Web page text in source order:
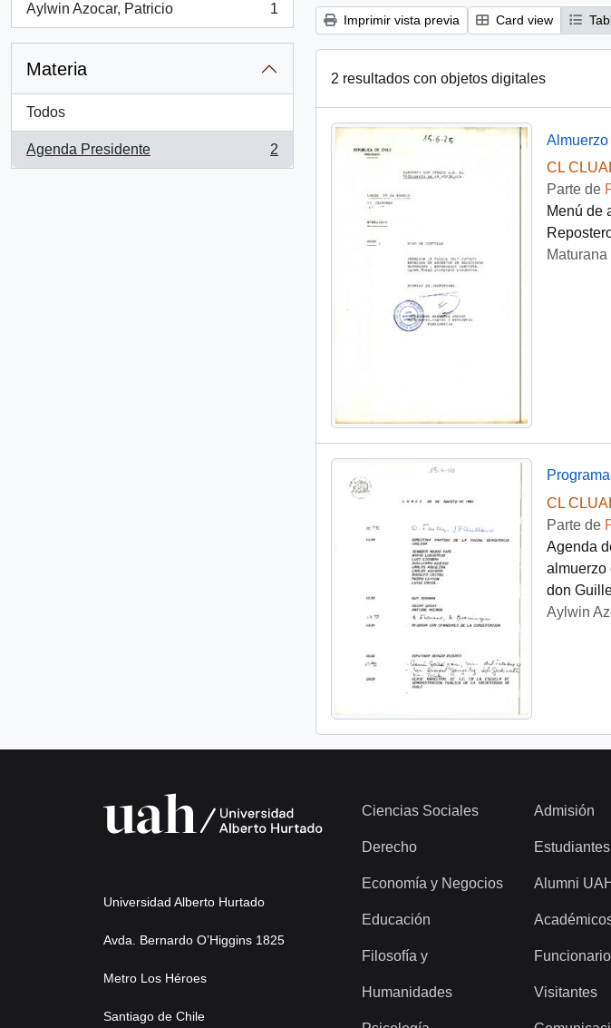
Aylwin Azocar, Patricio
, 1 resultados
1
Materia
Todos
Agenda Presidente
, 2 resultados
2
Imprimir vista previa Card view
2 resultados con objetos digitales
CL
Parte de
Menú de
CL
Parte de
Agenda
almuerzo
don
Aylwin
Universidad Alberto Hurtado
Avda. Bernardo O’Higgins 1825
Metro Los Héroes
Santiago de Chile
Ciencias Sociales
Derecho
Economía y Negocios
Educación
Filosofía y
Humanidades
Admisión
Estudiantes
Alumni UAH
Visitantes